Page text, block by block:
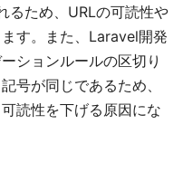
るため、URLの可読性や
す。また、Laravel開発
ションルールの区切り
号が同じであるため、
読性を下げる原因にな